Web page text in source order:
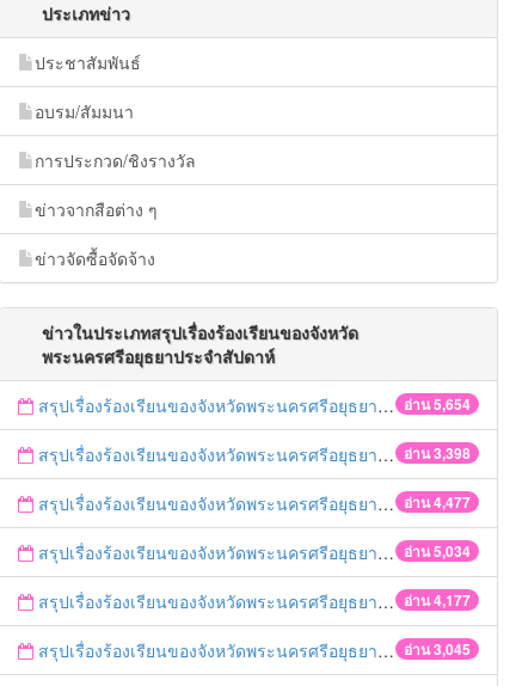
ประเภทข่าว
ประชาสัมพันธ์
อบรม/สัมมนา
การประกวด/ชิงรางวัล
ข่าวจากสือต่าง ๆ
ข่าวจัดซื้อจัดจ้าง
ข่าวในประเภทสรุปเรื่องร้องเรียนของจังหวัด
พระนครศรีอยุธยาประจำสัปดาห์
อ่าน 5,654
สรุปเรื่องร้องเรียนของจังหวัดพระนครศรีอยุธยา ประจำวันที่ 7-11 กันยายน 2558
อ่าน 3,398
สรุปเรื่องร้องเรียนของจังหวัดพระนครศรีอยุธยา ประจำวันที่ 31 สิงหาคม - 4 กันยายน 2558
อ่าน 4,477
สรุปเรื่องร้องเรียนของจังหวัดพระนครศรีอยุธยา ประจำวันที่ 24-28 สิงหาคม 2558
อ่าน 5,034
สรุปเรื่องร้องเรียนของจังหวัดพระนครศรีอยุธยา ประจำวันที่ 17-21 สิงหาคม 2558
อ่าน 4,177
สรุปเรื่องร้องเรียนของจังหวัดพระนครศรีอยุธยา ประจำวันที่ 10-14 สิงหาคม 2558
อ่าน 3,045
สรุปเรื่องร้องเรียนของจังหวัดพระนครศรีอยุธยา ประจำวันที่ 3-7 สิงหาคม 2558